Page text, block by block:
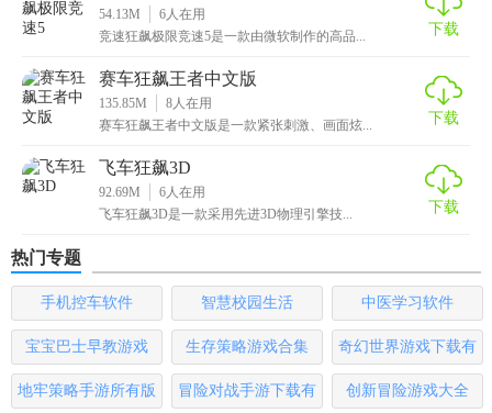
54.13M 6 人在用
竞速狂飙极限竞速5是一款由微软制作的高品...
下载
赛车狂飙王者中文版
135.85M 8 人在用
赛车狂飙王者中文版是一款紧张刺激、画面炫...
下载
飞车狂飙3D
92.69M 6 人在用
飞车狂飙3D是一款采用先进3D物理引擎技...
下载
热门专题
手机控车软件 智慧校园生活 中医学习软件
宝宝巴士早教游戏 生存策略游戏合集
奇幻世界游戏下载有
哪些
地牢策略手游所有版
冒险对战手游下载有
创新冒险游戏大全